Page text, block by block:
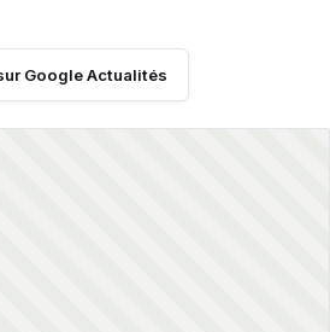
Google Actualités